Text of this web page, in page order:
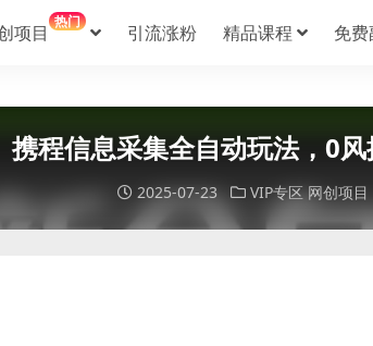
项目 热门 引流涨粉 精品课程 免
携程信息采集全自动玩法，0风
2025-07-23 VIP专区 网创项目